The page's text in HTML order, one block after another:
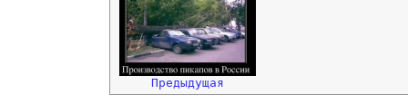
Предыдущая